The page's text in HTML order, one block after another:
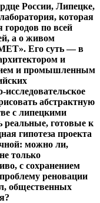
России, Липецке,
которая
по всей
а о живом
Его суть — в
и
и промышленным
абстрактную
с липецкими
реальные, готовые к
гипотеза проекта
можно ли,
только
с сохранением
реновации
общественных